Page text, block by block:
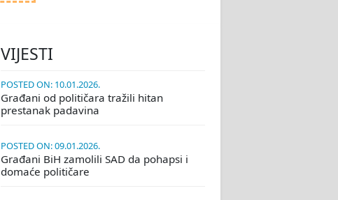
VIJESTI
POSTED ON: 10.01.2026.
Građani od političara tražili hitan
prestanak padavina
POSTED ON: 09.01.2026.
Građani BiH zamolili SAD da pohapsi i
domaće političare